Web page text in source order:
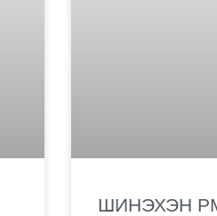
ШИНЭХЭН